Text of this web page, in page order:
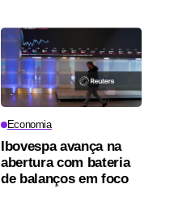
Economia
Ibovespa avança na
abertura com bateria
de balanços em foco